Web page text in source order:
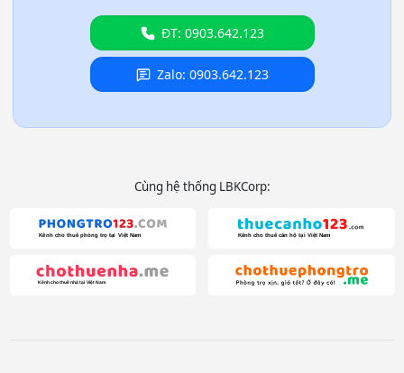
ĐT: 0903.642.123
Zalo: 0903.642.123
Cùng hệ thống LBKCorp: